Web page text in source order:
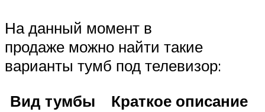
На данный момент в
продаже можно найти такие
варианты тумб под телевизор:
Вид тумбы
Краткое описание